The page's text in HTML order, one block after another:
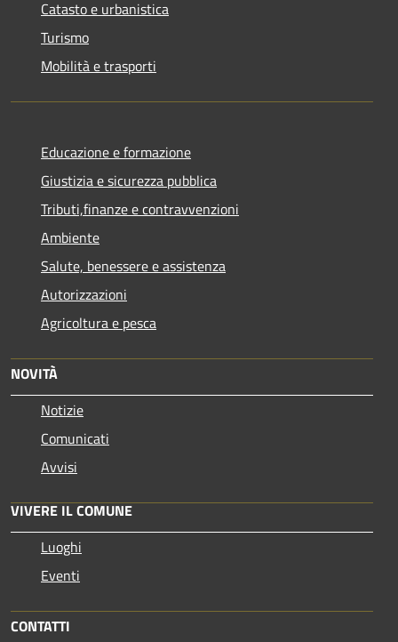
Catasto e urbanistica
Turismo
Mobilità e trasporti
Educazione e formazione
Giustizia e sicurezza pubblica
Tributi,finanze e contravvenzioni
Ambiente
Salute, benessere e assistenza
Autorizzazioni
Agricoltura e pesca
NOVITÀ
Notizie
Comunicati
Avvisi
VIVERE IL COMUNE
Luoghi
Eventi
CONTATTI